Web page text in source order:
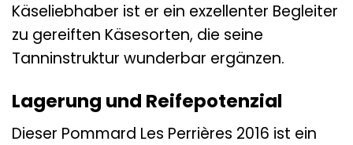
Käseliebhaber ist er ein exzellenter Begleiter
zu gereiften Käsesorten, die seine
Tanninstruktur wunderbar ergänzen.
Lagerung und Reifepotenzial
Dieser Pommard Les Perrières 2016 ist ein